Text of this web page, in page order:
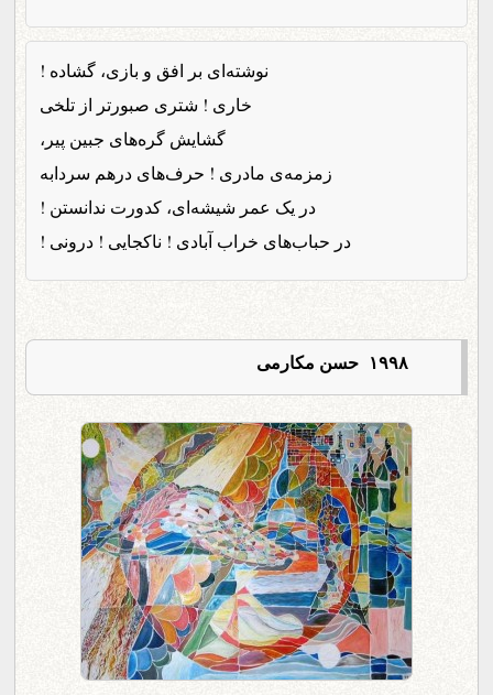
نوشته‌ای بر افق و بازی، گشاده !
خاری ! شتری صبورتر از تلخی
گشایش گره‌های جبین پیر،
زمزمه‌ی مادری ! حرف‌های درهم سردابه
در یک عمر شیشه‌ای، کدورت ندانستن !
در حباب‌های خراب آبادی ! ناکجایی ! درونی !
۱۹۹۸ حسن مکارمی